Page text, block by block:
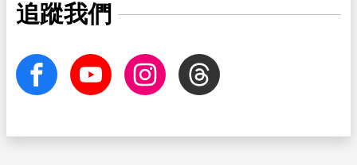
追蹤我們
facebook Youtube InstagramThreads